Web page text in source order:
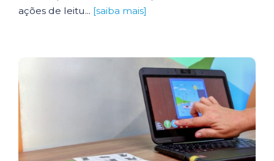
ações de leitu... [saiba mais]